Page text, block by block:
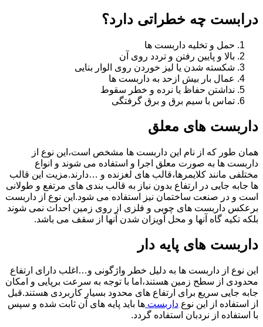
درابست چه خطراتی دارد؟
حمل و تخلیه داربست ها
بالا و پایین رفتن و تردد روی آن
شکسته شدن یا لیز خوردن روی الوار بنایی
عمال بار بیش ازحد به داربست ها
نداشتن حفاظ یا نرده و خطر سقوط
تماس با سیم برق و برق گرفتگی
داربست های معلق
همان طور که از نام این داربست ها مشخص است،این نوع از
داربست ها به صورت معلق اجرا و استفاده می شوند و انواع
مختلفی مانند کلایمرها،قالب های لغزنده و …دارند.مزیت این قالب
ها جابه جایی در ارتفاع بدون نیاز به قالب بندی های مرتفع و طولانی
است و در صنعت ساختمان نیز استفاده می شود.این نوع از داربست
برعکس داربست های چوبی و فلزی از روی زمین احداث نمی شوند
بلکه تکیه گاه آنها و محل آویزان شدن آنها از سقف می باشد.
داربست های پایه دار
این نوع از داربست ها به دلیل خطر واژگونی و…اغلب دارای ارتفاع
محدودی از سطح زمین هستند،اما با توجه به سرعت برپایی و امکان
جابه جایی سریع برای ارتفاع های محدود بسیار کاربردی هستند.قبل
از استفاده از این نوع داربست ها باید پایه های آن ثابت شده و سپس
با استفاده از نردبان استفاده گردد.